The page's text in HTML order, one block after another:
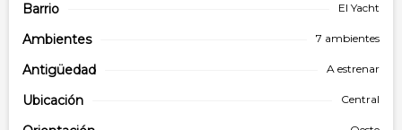
Barrio El Yacht
Ambientes 7 ambientes
Antigüedad A estrenar
Ubicación Central